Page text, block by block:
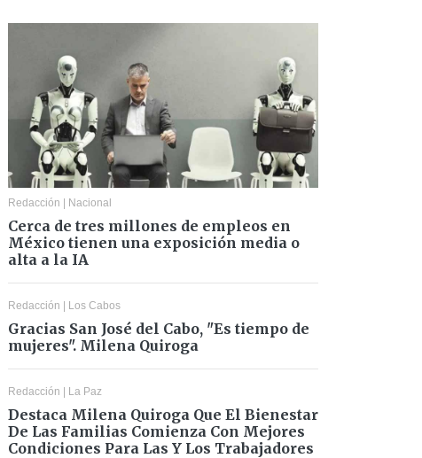
Redacción | Nacional
Cerca de tres millones de empleos en
México tienen una exposición media o
alta a la IA
Redacción | Los Cabos
Gracias San José del Cabo, "Es tiempo de
mujeres". Milena Quiroga
Redacción | La Paz
Destaca Milena Quiroga Que El Bienestar
De Las Familias Comienza Con Mejores
Condiciones Para Las Y Los Trabajadores